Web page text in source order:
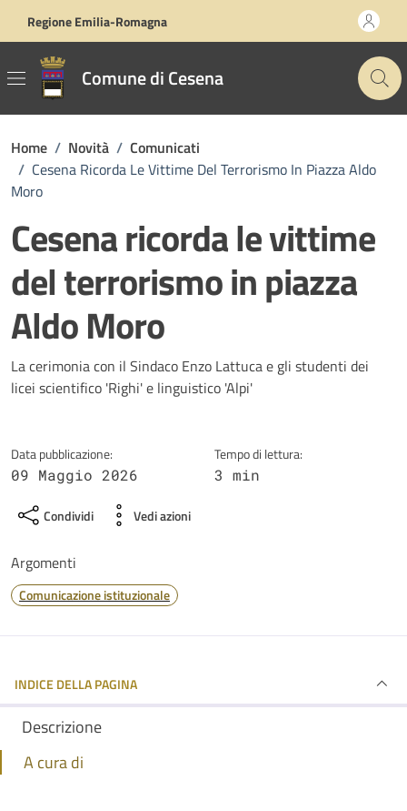
Regione Emilia-Romagna
Comune di Cesena
Home / Novità / Comunicati
/ Cesena Ricorda Le Vittime Del Terrorismo In Piazza Aldo
Moro
Cesena ricorda le vittime
del terrorismo in piazza
Aldo Moro
Dettagli della notizia
La cerimonia con il Sindaco Enzo Lattuca e gli studenti dei
licei scientifico 'Righi' e linguistico 'Alpi'
Data pubblicazione:
09 Maggio 2026
Tempo di lettura:
3 min
Condividi Vedi azioni
Argomenti
Comunicazione istituzionale
INDICE DELLA PAGINA
Descrizione
A cura di